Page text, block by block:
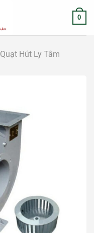
0
Quạt Hút Ly Tâm